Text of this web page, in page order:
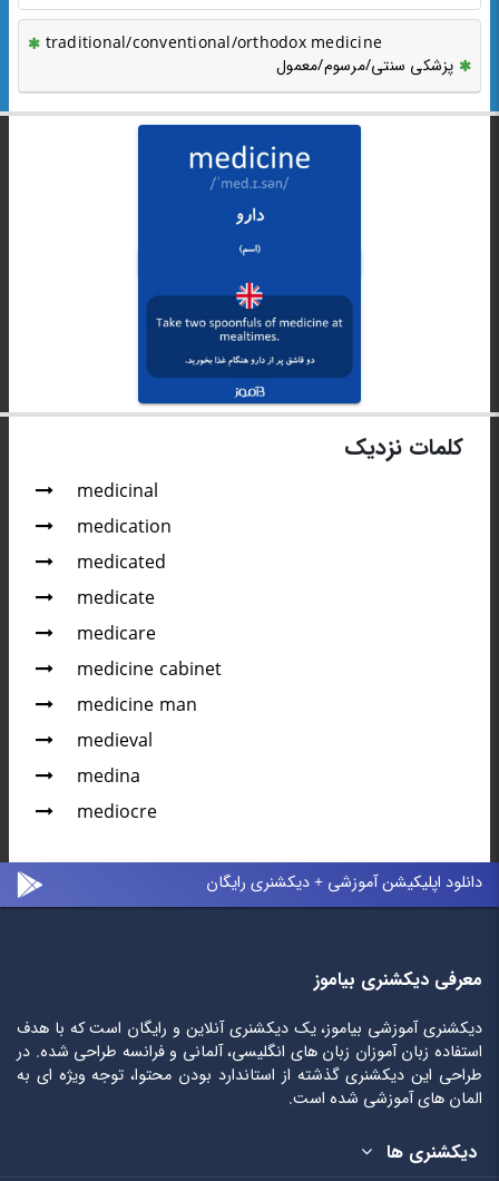
traditional/conventional/orthodox medicine
پزشکی سنتی/مرسوم/معمول
کلمات نزدیک
medicinal
medication
medicated
medicate
medicare
medicine cabinet
medicine man
medieval
medina
mediocre
دانلود اپلیکیشن آموزشی + دیکشنری رایگان
معرفی دیکشنری بیاموز
دیکشنری آموزشی بیاموز، یک دیکشنری آنلاین و رایگان است که با هدف
استفاده زبان آموزان زبان های انگلیسی، آلمانی و فرانسه طراحی شده. در
طراحی این دیکشنری گذشته از استاندارد بودن محتوا، توجه ویژه ای به
المان های آموزشی شده است.
دیکشنری ها